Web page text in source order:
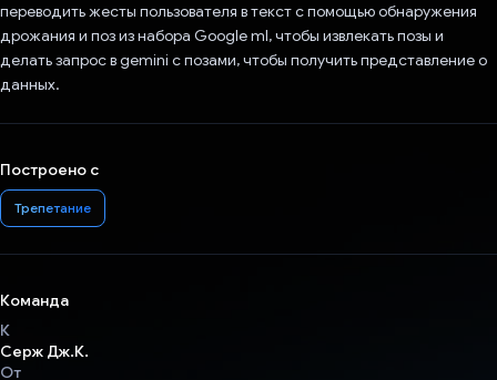
переводить жесты пользователя в текст с помощью обнаружения
дрожания и поз из набора Google ml, чтобы извлекать позы и
делать запрос в gemini с позами, чтобы получить представление о
данных.
Построено с
Трепетание
Команда
К
Серж Дж.К.
От